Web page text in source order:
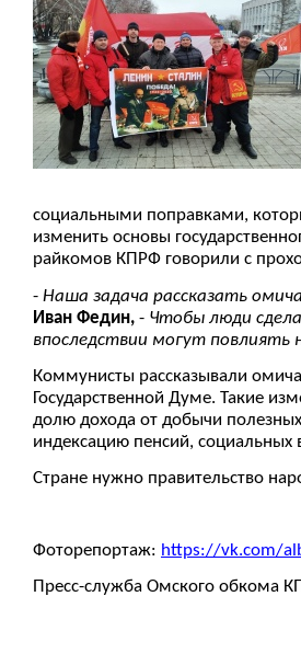
социальными поправками,
изменить основы
райкомов КПРФ говорили с
- Наша задача рассказать
Иван Федин, - Чтобы люди
впоследствии могут повлиять
Коммунисты рассказывали
Государственной Думе. Такие
долю дохода от добычи
индексацию пенсий, социальных
Стране нужно правительство
Фоторепортаж: https://vk.com/
Пресс-служба Омского обкома